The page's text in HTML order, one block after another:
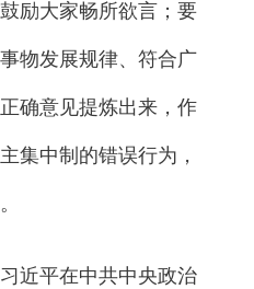
励大家畅所欲言；要
物发展规律、符合广
确意见提炼出来，作
集中制的错误行为，
近平在中共中央政治